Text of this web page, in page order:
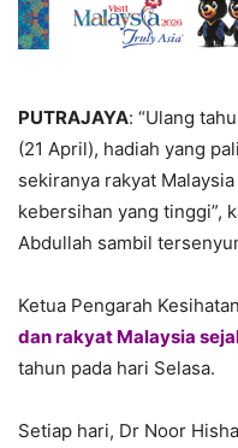
PUTRAJAYA: “Ulang
(21 April), hadiah yang
sekiranya rakyat
kebersihan yang tinggi”,
Abdullah sambil
Ketua Pengarah
dan rakyat Malaysia
tahun pada hari Selasa.
Setiap hari, Dr Noor